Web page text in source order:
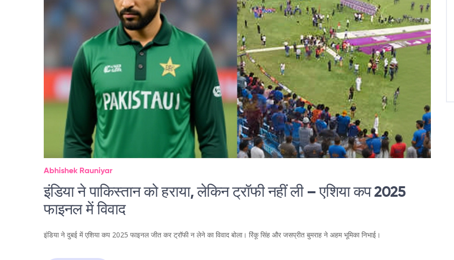
Abhishek Rauniyar
इंडिया ने पाकिस्तान को हराया, लेकिन ट्रॉफी नहीं ली – एशिया कप 2025
फाइनल में विवाद
इंडिया ने दुबई में एशिया कप 2025 फाइनल जीत कर ट्रॉफी न लेने का विवाद बोला। रिंकू सिंह और जसप्रीत बुमराह ने अहम भूमिका निभाई।